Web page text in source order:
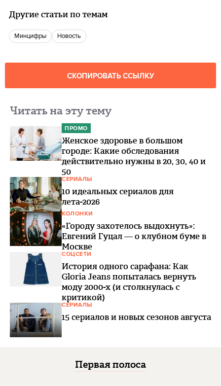
Другие статьи по темам
Минцифры Новость
СКОПИРОВАТЬ ССЫЛКУ
Читать на эту тему
ПРОМО
Женское здоровье в большом
городе: Какие обследования
действительно нужны в 20, 30, 40 и
50
СЕРИАЛЫ
10 идеальных сериалов для
лета-2026
КОЛОНКИ
«Городу захотелось выдохнуть»:
Евгений Гуцал — о клубном буме в
Москве
СОЦСЕТИ
История одного сарафана: Как
Gloria Jeans попыталась вернуть
моду 2000-х (и столкнулась с
критикой)
СЕРИАЛЫ
15 сериалов и новых сезонов августа
Первая полоса